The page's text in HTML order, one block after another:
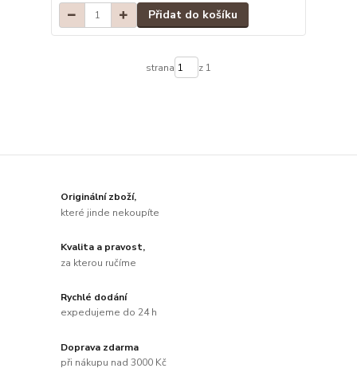
Přidat do košíku
strana z 1
Originální zboží,
které jinde nekoupíte
Kvalita a pravost,
za kterou ručíme
Rychlé dodání
expedujeme do 24 h
Doprava zdarma
při nákupu nad 3000 Kč